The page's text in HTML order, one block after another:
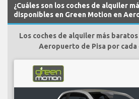
¿Cuáles son los coches de alquiler
disponibles en Green Motion en
Los coches de alquiler más
Aeropuerto de Pisa por cada